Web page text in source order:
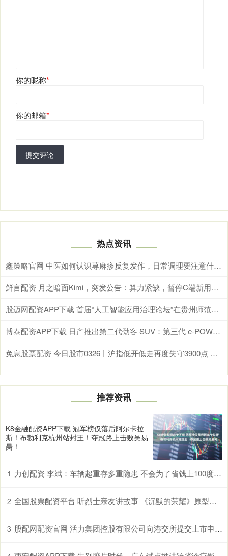
你的昵称*
你的邮箱*
提交评论
热点资讯
鑫策略官网 中医如何认识荨麻疹反复发作，日常调理要注意什么？
鲜言配资 月之暗面Kimi，突发公告：算力紧缺，暂停C端新用户订阅
股迈网配资APP下载 首届“人工智能应用治理论坛”在贵州师范大学举办
博泰配资APP下载 日产推出第二代劲客 SUV：第三代 e-POWER 混动，299.97 万日元起
免息股票配资 今日股市0326丨沪指低开低走再度失守3900点 反弹结束了吗？
推荐资讯
K8金融配资APP下载 冠军榜仅落后阿尔卡拉
斯！布勃利克杭州站封王！夺冠路上击败吴易
昺！
1 力创配资 李斌：车辆超重存多重隐患 不会为了省钱上100度磷酸铁锂电池
2 全国股票配资平台 听烈士亲友讲故事 《沉默的荣耀》原型亲友走进厦门大学宣讲
3 股配网配资官网 活力集团控股有限公司向港交所提交上市申请书